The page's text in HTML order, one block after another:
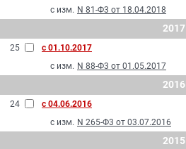
с изм. N 81-Ф3 от 18.04.2018
2017
25
с 01.10.2017
с изм. N 88-Ф3 от 01.05.2017
2016
24
с 04.06.2016
с изм. N 265-Ф3 от 03.07.2016
2015